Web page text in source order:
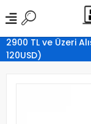
2900 TL ve Üzeri
120USD)